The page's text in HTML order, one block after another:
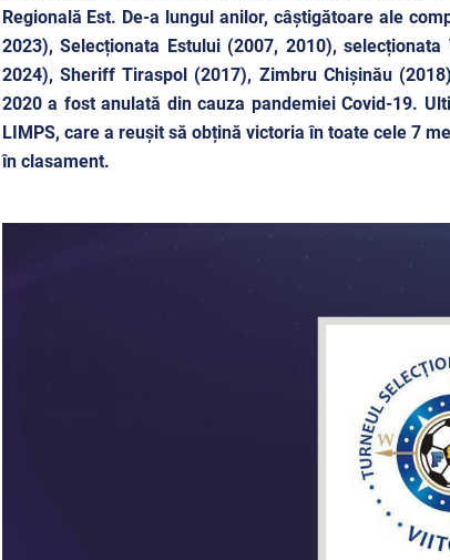
Regională Est. De-a lungul anilor, câștigătoare ale
2023), Selecționata Estului (2007, 2010),
2024), Sheriff Tiraspol (2017), Zimbru Chișinău
2020 a fost anulată din cauza pandemiei Covid-19.
LIMPS, care a reușit să obțină victoria în toate cele 7
în clasament.